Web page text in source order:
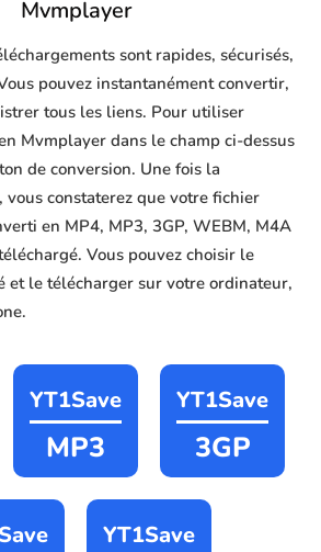
Mvmplayer
sont rapides, sécurisés,
pouvez instantanément convertir,
tous les liens. Pour utiliser
Mvmplayer dans le champ ci-dessus
de conversion. Une fois la
vous constaterez que votre fichier
en MP4, MP3, 3GP, WEBM, M4A
Vous pouvez choisir le
et le télécharger sur votre ordinateur,
YT1Save
MP3
YT1Save
3GP
YT1Save